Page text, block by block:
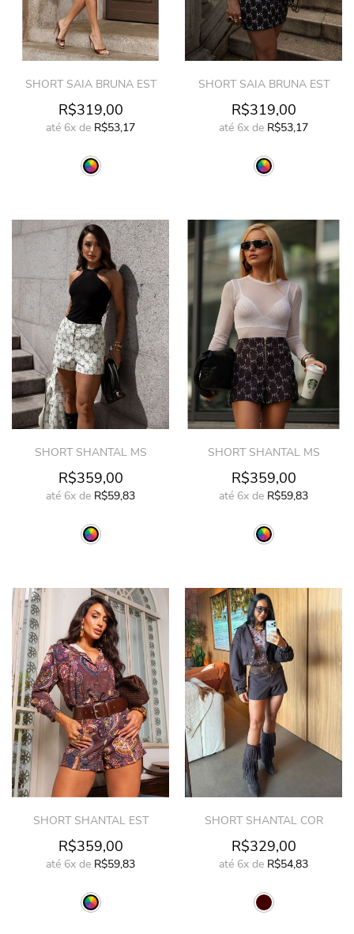
SHORT SAIA BRUNA EST
R$319,00
até 6x de R$53,17
SHORT SAIA BRUNA EST
R$319,00
até 6x de R$53,17
SHORT SHANTAL MS
R$359,00
até 6x de R$59,83
SHORT SHANTAL MS
R$359,00
até 6x de R$59,83
SHORT SHANTAL EST
R$359,00
até 6x de R$59,83
SHORT SHANTAL COR
R$329,00
até 6x de R$54,83